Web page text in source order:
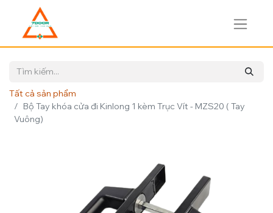
Tất cả sản phẩm
Bộ Tay khóa cửa đi Kinlong 1 kèm Trục Vít - MZS20 ( Tay
Vuông)